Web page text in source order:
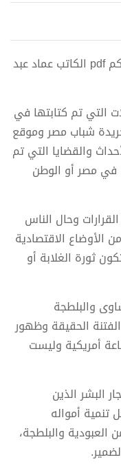
تحميل كتاب فتنة الكرسي وفساد الحاكم pdf الكاتب عماد عبد
التي تم كتابتها في
شباب مصر وموقع
والقضايا التي تم
في مصر أو الوطن
وحال الناس
الاقتصادية
ثورة الغلابة أو
والبلطجة
الحقيقة وظهور
أمريكية وليست
البشر الذين
أمواله
والبلطجة،